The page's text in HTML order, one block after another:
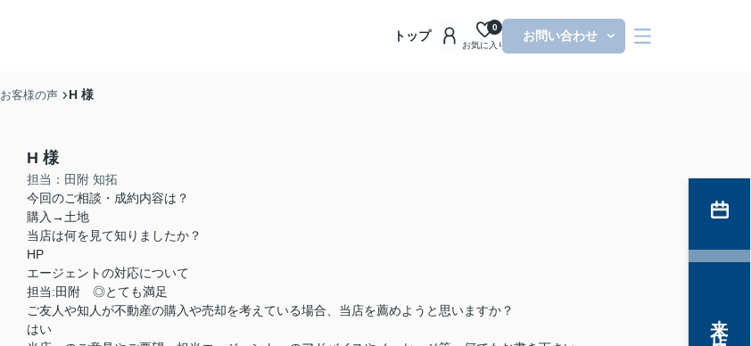
トップ
お気に入り
0
お問い合わせ
お客様の声 H 様
H 様
担当：田附 知拓
今回のご相談・成約内容は？
購入→土地
当店は何を見て知りましたか？
HP
エージェントの対応について
担当:田附 ◎とても満足
ご友人や知人が不動産の購入や売却を考えている場合、当店を薦めようと思いますか？
はい
来店予約